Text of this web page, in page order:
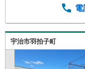
堀公園」まで
リーがあり食
家具を置いて
宇治市羽拍子町